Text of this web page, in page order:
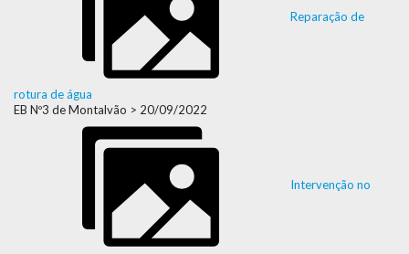
Reparação de
rotura de água
EB Nº3 de Montalvão > 20/09/2022
Intervenção no